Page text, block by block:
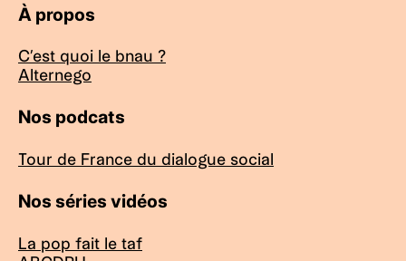
À propos
C’est quoi le bnau ?
Alternego
Nos podcats
Tour de France du dialogue social
Nos séries vidéos
La pop fait le taf